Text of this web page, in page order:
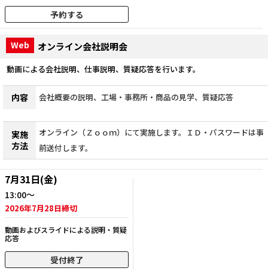
予約する
Web オンライン会社説明会
動画による会社説明、仕事説明、質疑応答を行います。
内容 会社概要の説明、工場・事務所・商品の見学、質疑応答
実施
方法
オンライン（Ｚｏｏｍ）にて実施します。ＩＤ・パスワードは事
前送付します。
7月31日(金)
13:00～
2026年7月28日締切
動画およびスライドによる説明・質疑
応答
受付終了